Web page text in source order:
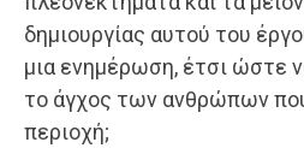
δημιουργίας αυτού του
μια ενημέρωση, έτσι ώστε
το άγχος των ανθρώπων
περιοχή;